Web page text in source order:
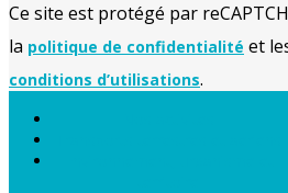
Ce site est protégé par
la politique de confidentialité et
conditions d’utilisations.